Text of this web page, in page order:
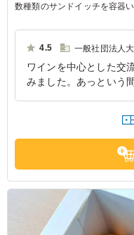
数種類のサンドイッチを容器
目安ボリューム：約5～6人前
4.5 一般社団法人
ワインを中心とした交
みました。あっという